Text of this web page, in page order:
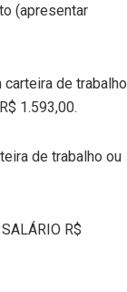
(apresentar
de trabalho
1.593,00.
de trabalho ou
R$